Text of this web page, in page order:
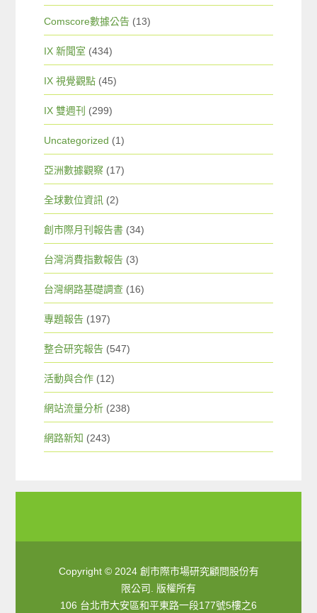
Comscore數據公告 (13)
IX 新聞室 (434)
IX 視覺觀點 (45)
IX 雙週刊 (299)
Uncategorized (1)
亞洲數據觀察 (17)
全球數位資訊 (2)
創市際月刊報告書 (34)
台灣消費指數報告 (3)
台灣網路基礎調查 (16)
專題報告 (197)
整合研究報告 (547)
活動與合作 (12)
網站流量分析 (238)
網路新知 (243)
Copyright © 2024 創市際市場研究顧問股份有
限公司. 版權所有
106 台北市大安區和平東路一段177號5樓之6